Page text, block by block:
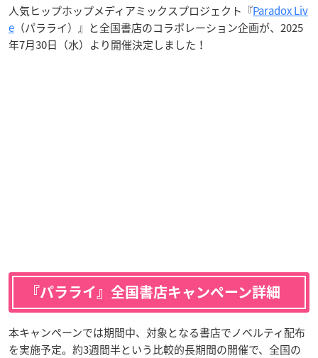
人気ヒップホップメディアミックスプロジェクト『Paradox Liv
e （パラライ）』と全国書店のコラボレーション企画が、2025
年7月30日（水）より開催決定しました！
『パラライ』全国書店キャンペーン詳細
本キャンペーンでは期間中、対象となる書店でノベルティ配布
を実施予定。約3週間半という比較的長期間の開催で、全国の